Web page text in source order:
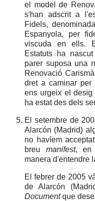
el model de
s'han adscrit a
Fidels,
Espanyola, per
viscuda en ells.
Estatuts ha
parer suposa una
Renovació
dret a caminar per
ens urgeix el
ha estat des dels
El setembre de
Alarcón (Madrid)
no havíem
breu manifest, en
manera d'entendre
El febrer de 2005
de Alarcón
Documentque